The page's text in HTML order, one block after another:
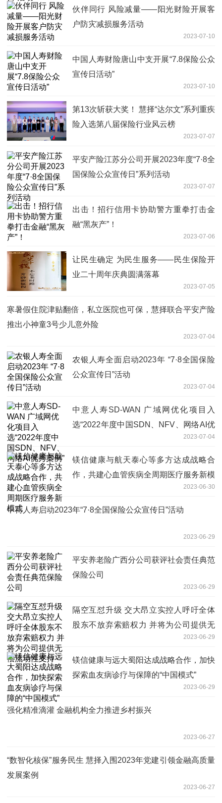
伙伴同行 风险减量——阳光财险开展客
户防灾减损服务活动
2023-07-10
中国人寿财险唐山中支开展“7.8保险公众
宣传日活动”
2023-07-10
第13次斩获大奖！ 慧择“达尔文”系列重疾
险入选第八届保险行业风云榜
2023-07-07
平安产险江苏分公司开展2023年度“7·8全
国保险公众宣传日”系列活动
2023-07-07
出击！招行信用卡协助警方重拳打击金
融“黑灰产”！
2023-07-06
让民生确定 为民生服务——民生保险开
业二十周年庆典圆满落幕
2023-07-05
寒暑假住院津贴翻倍，私立医院也可保，慧择联合平安产险
推出小神童3号少儿意外险
2023-07-04
农银人寿全面启动2023年 “7·8全国保险
公众宣传日”活动
2023-07-04
中意人寿SD-WAN 广域网优化项目入
选“2022年度中国SDN、NFV、网络AI优
2023-07-04
镁信健康与航天泰心等多方达成战略合
作，共建心血管疾病全周期医疗服务新模
2023-06-30
中荷人寿启动2023年“7·8全国保险公众宣传日”活动
2023-06-29
平安养老险广西分公司获评社会责任典范
保险公司
2023-06-29
隔空互怼升级 交大昂立实控人呼吁全体
股东不放弃索赔权力 并将为公司提供无
2023-06-29
镁信健康与远大蜀阳达成战略合作，加快
探索血友病诊疗与保障的“中国模式”
2023-06-29
强化精准滴灌 金融机构全力推进乡村振兴
2023-06-27
“数智化核保”服务民生 慧择入围2023年党建引领金融高质量
发展案例
2023-06-27